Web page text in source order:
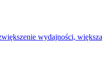
wydajności,